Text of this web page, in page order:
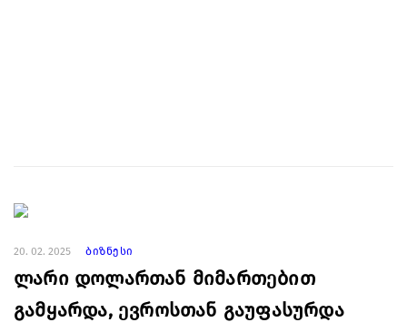
20. 02. 2025 ბიზნესი
ლარი დოლართან მიმართებით
გამყარდა, ევროსთან გაუფასურდა